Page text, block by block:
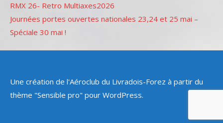
RMX 26- Retro Multiaxes2026
Journées portes ouvertes nationales 23,24 et 25 mai –
Spéciale 30 mai !
Une création de l'Aéroclub du Livradois-Forez à partir du
thème "Sensible pro" pour WordPress.